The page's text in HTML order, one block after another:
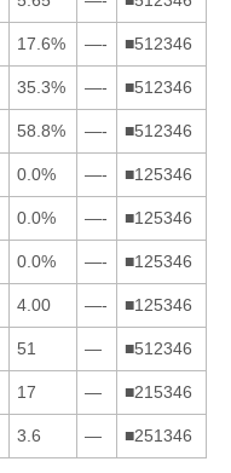
17.6% —- ■512346
35.3% —- ■512346
58.8% —- ■512346
0.0% —- ■125346
0.0% —- ■125346
0.0% —- ■125346
4.00 —- ■125346
51 — ■512346
17 — ■215346
3.6 — ■251346